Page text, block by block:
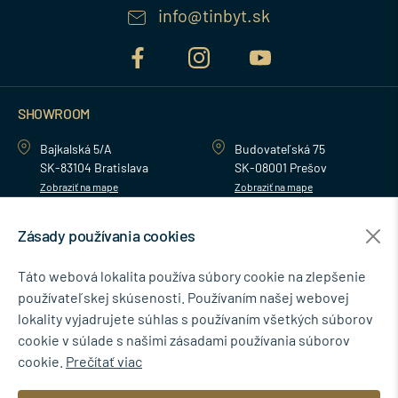
info@tinbyt.sk
SHOWROOM
Bajkalská 5/A
SK-83104 Bratislava
Zobraziť na mape
Budovateľská 75
SK-08001 Prešov
Zobraziť na mape
NEWSLETTER
Zásady používania cookies
Táto webová lokalita používa súbory cookie na zlepšenie
používateľskej skúsenosti. Používaním našej webovej
lokality vyjadrujete súhlas s používaním všetkých súborov
cookie v súlade s našimi zásadami používania súborov
cookie. Prečítať viac